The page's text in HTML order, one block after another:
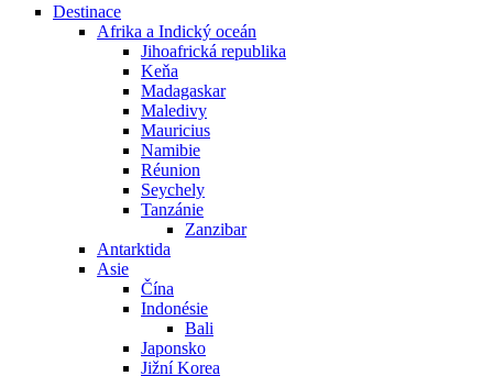
Destinace
Afrika a Indický oceán
Jihoafrická republika
Keňa
Madagaskar
Maledivy
Mauricius
Namibie
Réunion
Seychely
Tanzánie
Zanzibar
Antarktida
Asie
Čína
Indonésie
Bali
Japonsko
Jižní Korea